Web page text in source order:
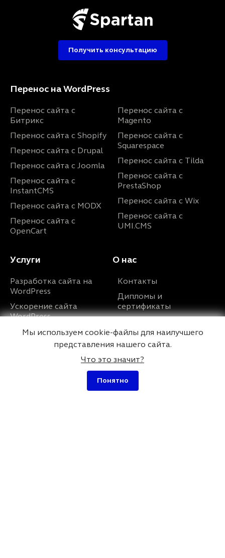
Перенос на WordPress
Перенос сайта с
Битрикс
Перенос сайта с Shopify
Перенос сайта с Drupal
Перенос сайта с Joomla
Перенос сайта с
InstantCMS
Перенос сайта с MODX
Перенос сайта с
OpenCart
Перенос сайта с
Magento
Перенос сайта с
Squarespace
Перенос сайта с Tilda
Перенос сайта с
PrestaShop
Перенос сайта с Wix
Перенос сайта с
UMI.CMS
Услуги О нас
Разработка сайта на
WordPress
Ускорение сайта
WordPress
Оптимизация сайта
Разработка плагинов
SEO оптимизация сайта
Контакты
Дипломы и
сертификаты
Отзывы
Получить консультацию
Мы используем cookie-файлы для наилучшего
представления нашего сайта.
Что это значит?
Понятно